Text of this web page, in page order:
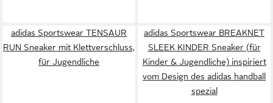
adidas Sportswear TENSAUR
RUN Sneaker mit Klettverschluss,
für Jugendliche
adidas Sportswear BREAKNET
SLEEK KINDER Sneaker (für
Kinder & Jugendliche) inspiriert
vom Design des adidas handball
spezial